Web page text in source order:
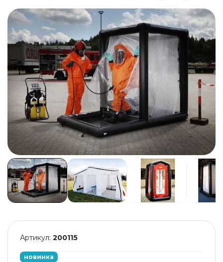
Артикул: 200115
новинка